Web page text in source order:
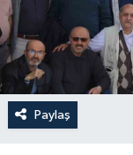
Paylaş